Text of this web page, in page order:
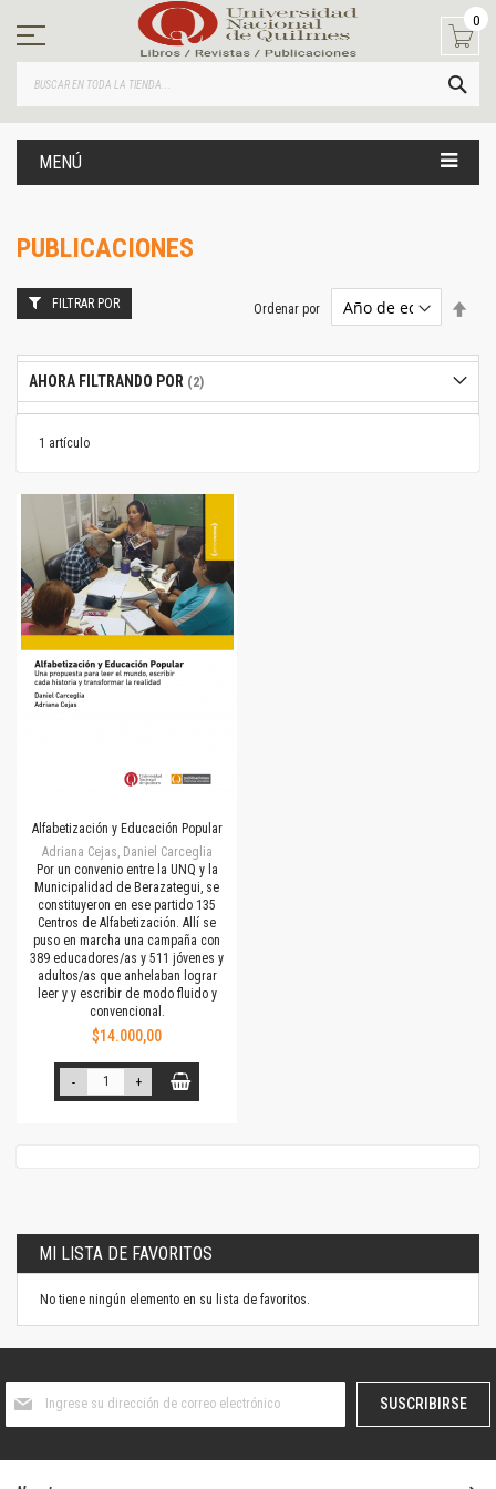
contenido
0
MENÚ
PUBLICACIONES
1 artículo
Ordenar por
Alfabetización y Educación Popular
Adriana Cejas, Daniel Carceglia
Por un convenio entre la UNQ y la
Municipalidad de Berazategui, se
constituyeron en ese partido 135
Centros de Alfabetización. Allí se
puso en marcha una campaña con
389 educadores/as y 511 jóvenes y
adultos/as que anhelaban lograr
leer y y escribir de modo fluido y
convencional.
$14.000,00
- +
FILTRAR POR
AHORA FILTRANDO POR
MI LISTA DE FAVORITOS
No tiene ningún elemento en su lista de favoritos.
boletín
SUSCRIBIRSE